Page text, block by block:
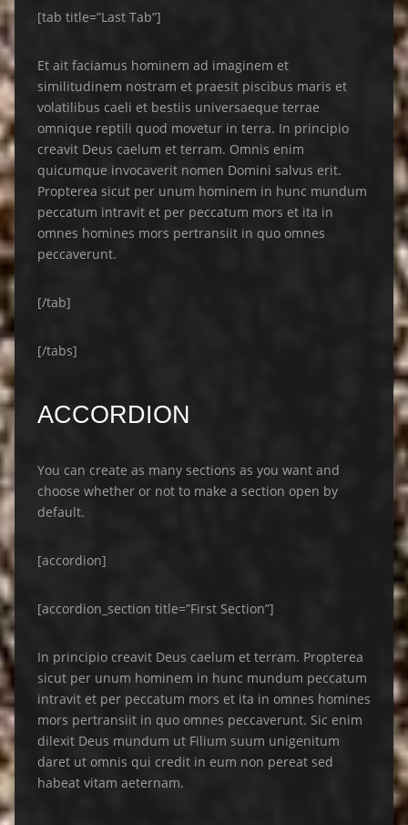
[tab title=”Last Tab”]
Et ait faciamus hominem ad imaginem et
similitudinem nostram et praesit piscibus maris et
volatilibus caeli et bestiis universaeque terrae
omnique reptili quod movetur in terra. In principio
creavit Deus caelum et terram. Omnis enim
quicumque invocaverit nomen Domini salvus erit.
Propterea sicut per unum hominem in hunc mundum
peccatum intravit et per peccatum mors et ita in
omnes homines mors pertransiit in quo omnes
peccaverunt.
[/tab]
[/tabs]
ACCORDION
You can create as many sections as you want and
choose whether or not to make a section open by
default.
[accordion]
[accordion_section title=”First Section”]
In principio creavit Deus caelum et terram. Propterea
sicut per unum hominem in hunc mundum peccatum
intravit et per peccatum mors et ita in omnes homines
mors pertransiit in quo omnes peccaverunt. Sic enim
dilexit Deus mundum ut Filium suum unigenitum
daret ut omnis qui credit in eum non pereat sed
habeat vitam aeternam.